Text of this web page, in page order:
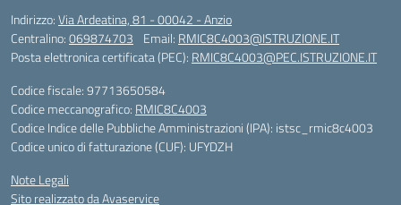
Indirizzo:Via Ardeatina, 81 - 00042 - Anzio
Centralino:069874703 Email: RMIC8C4003@ISTRUZIONE.IT
Posta elettronica certificata (PEC): RMIC8C4003@PEC.ISTRUZIONE.IT
Codice fiscale: 97713650584
Codice meccanografico: RMIC8C4003
Codice Indice delle Pubbliche Amministrazioni (IPA): istsc_rmic8c4003
Codice unico di fatturazione (CUF): UFYDZH
Note Legali
Sito realizzato da Avaservice